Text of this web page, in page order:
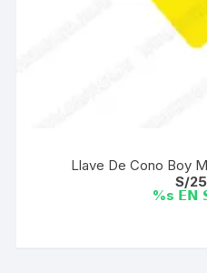
Llave De Cono Boy
S/
%s 𝗘𝗡